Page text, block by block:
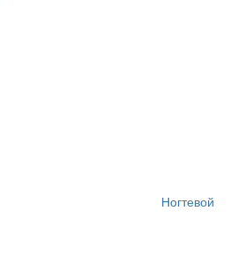
Ногтевой